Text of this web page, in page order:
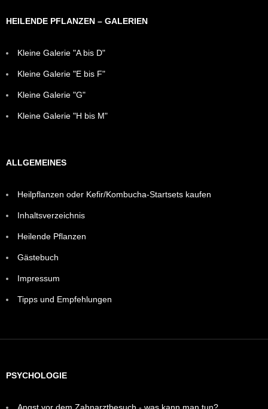
HEILENDE PFLANZEN – GALERIEN
Kleine Galerie "A bis D"
Kleine Galerie "E bis F"
Kleine Galerie "G"
Kleine Galerie "H bis M"
ALLGEMEINES
Heilpflanzen oder Kefir/Kombucha-Startsets kaufen
Inhaltsverzeichnis
Heilende Pflanzen
Gästebuch
Impressum
Tipps und Empfehlungen
PSYCHOLOGIE
Angst vor dem Zahnarztbesuch - was kann man tun?